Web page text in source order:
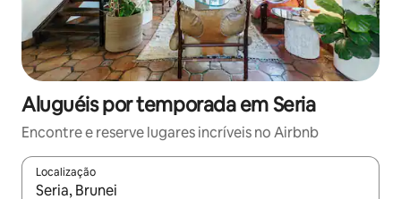
Aluguéis por temporada em Seria
Encontre e reserve lugares incríveis no Airbnb
Localização
Quando os resultados estiverem disponíveis, explore-os